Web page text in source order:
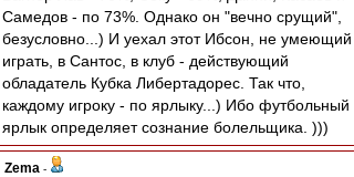
Самедов - по 73%. Однако он "вечно срущий",
безусловно...) И уехал этот Ибсон, не умеющий
играть, в Сантос, в клуб - действующий
обладатель Кубка Либертадорес. Так что,
каждому игроку - по ярлыку...) Ибо футбольный
ярлык определяет сознание болельщика. )))
Zema -